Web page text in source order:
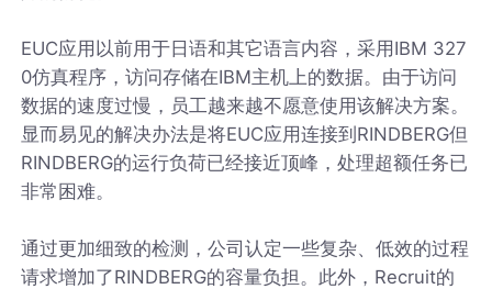
EUC应用以前用于日语和其它语言内容，采用IBM 327
0仿真程序，访问存储在IBM主机上的数据。由于访问
数据的速度过慢，员工越来越不愿意使用该解决方案。
显而易见的解决办法是将EUC应用连接到RINDBERG但
RINDBERG的运行负荷已经接近顶峰，处理超额任务已
非常困难。
通过更加细致的检测，公司认定一些复杂、低效的过程
请求增加了RINDBERG的容量负担。此外，Recruit的